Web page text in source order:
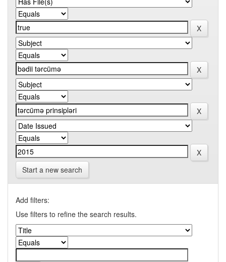
Start a new search
Add filters:
Use filters to refine the search results.